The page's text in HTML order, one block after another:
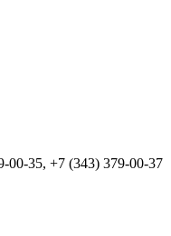
00-35, +7 (343) 379-00-37